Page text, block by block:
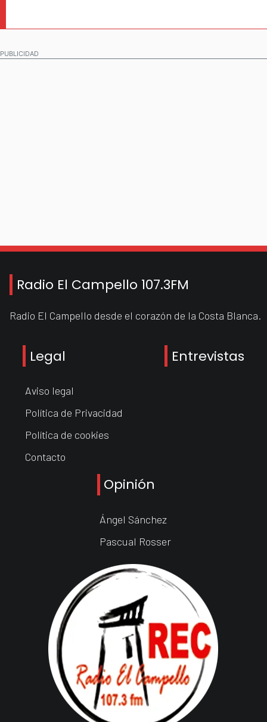
PUBLICIDAD
Radio El Campello 107.3FM
Radio El Campello desde el corazón de la Costa Blanca.
Legal
Aviso legal
Política de Privacidad
Política de cookies
Contacto
Entrevistas
Opinión
Ángel Sánchez
Pascual Rosser